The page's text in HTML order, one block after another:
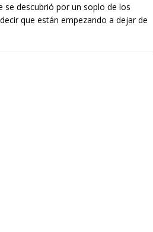
se descubrió por un soplo de los
que están empezando a dejar de